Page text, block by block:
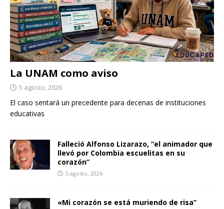
La UNAM como aviso
5 agosto, 2026
El caso sentará un precedente para decenas de instituciones
educativas
Falleció Alfonso Lizarazo, “el animador que
llevó por Colombia escuelitas en su
corazón”
5 agosto, 2026
«Mi corazón se está muriendo de risa”